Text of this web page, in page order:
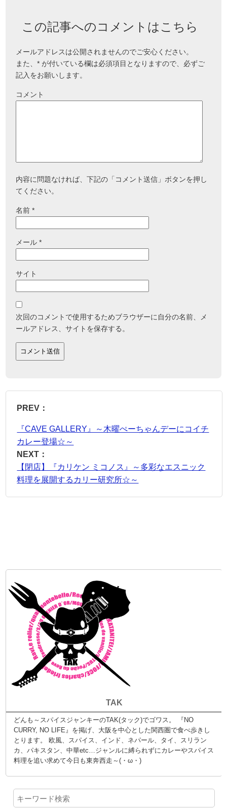
この記事へのコメントはこちら
メールアドレスは公開されませんのでご安心ください。
また、* が付いている欄は必須項目となりますので、必ずご
記入をお願いします。
コメント
内容に問題なければ、下記の「コメント送信」ボタンを押し
てください。
名前*
メール*
サイト
次回のコメントで使用するためブラウザーに自分の名前、メ
ールアドレス、サイトを保存する。
PREV：
『CAVE GALLERY』～木曜ぺーちゃんデーにコイチ
カレー登場☆～
NEXT：
【閉店】『カリケン ミコノス』～多彩なエスニック
料理を展開するカリー研究所☆～
TAK
どんも～スパイスジャンキーのTAK(タック)でゴワス。 『NO
CURRY, NO LIFE』を掲げ、大阪を中心とした関西圏で食べ歩きし
とります。 欧風、スパイス、インド、ネパール、タイ、スリラン
カ、パキスタン、中華etc…ジャンルに縛られずにカレーやスパイス
料理を追い求めて今日も東奔西走～(・ω・)